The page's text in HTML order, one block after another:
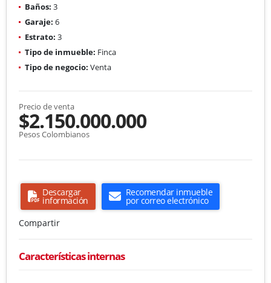
Baños: 3
Garaje: 6
Estrato: 3
Tipo de inmueble: Finca
Tipo de negocio: Venta
Precio de venta
$2.150.000.000
Pesos Colombianos
Descargar
información
Recomendar inmueble
por correo electrónico
Compartir
Características internas